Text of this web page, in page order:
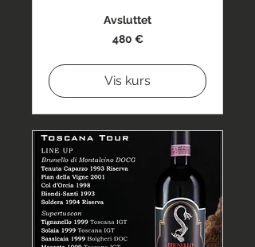
Avsluttet
480 €
Vis kurs